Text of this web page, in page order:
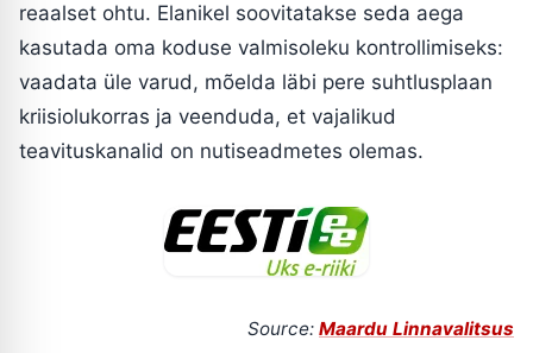
reaalset ohtu. Elanikel soovitatakse seda aega
kasutada oma koduse valmisoleku kontrollimiseks:
vaadata üle varud, mõelda läbi pere suhtlusplaan
kriisiolukorras ja veenduda, et vajalikud
teavituskanalid on nutiseadmetes olemas.
Source: Maardu Linnavalitsus